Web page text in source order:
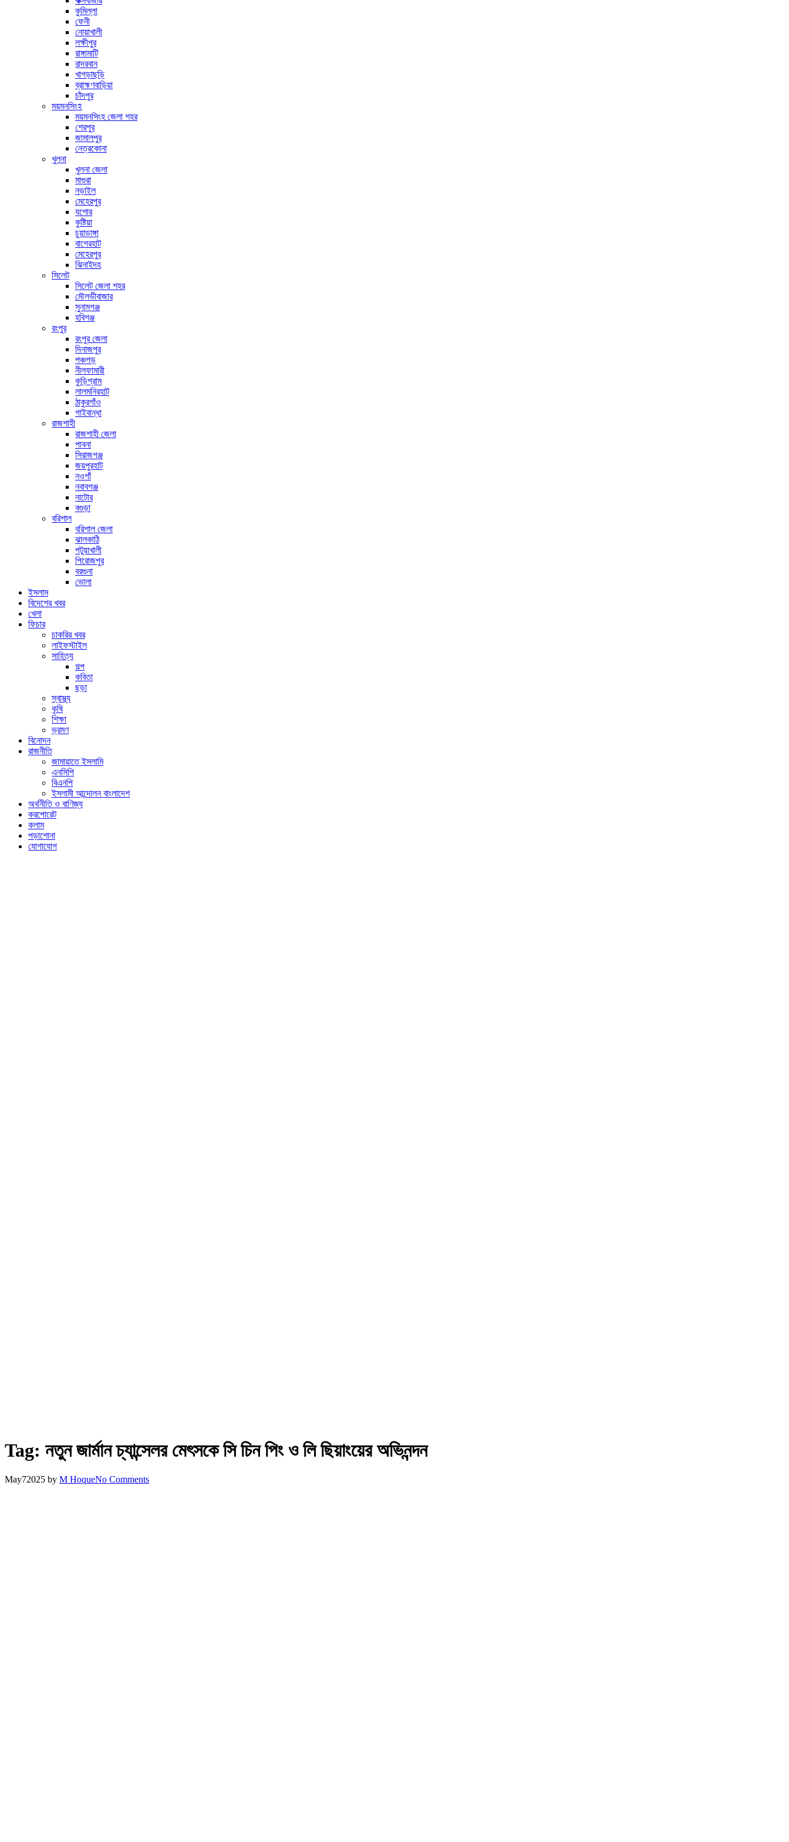
কুমিল্লা
ফেনী
নোয়াখালী
লক্ষীপুর
রাঙ্গামাটি
বান্দরবান
খাগড়াছড়ি
ব্রাহ্মণবাড়িয়া
চাঁদপুর
ময়মনসিংহ
ময়মনসিংহ জেলা শহর
শেরপুর
জামালপুর
নেত্রকোনা
খুলনা
খুলনা জেলা
মাগুরা
নড়াইল
মেহেরপুর
যশোর
কুষ্টিয়া
চুয়াডাঙ্গা
বাগেরহাট
মেহেরপুর
ঝিনাইদহ
সিলেট
সিলেট জেলা শহর
মৌলভীবাজার
সুনামগঞ্জ
হবিগঞ্জ
রংপুর
রংপুর জেলা
দিনাজপুর
পঞ্চগড়
নীলফামারী
কুড়িগ্রাম
লালমনিরহাট
ঠাকুরগাঁও
গাইবান্ধা
রাজশাহী
রাজশাহী জেলা
পাবনা
সিরাজগঞ্জ
জয়পুরহাট
নওগাঁ
নবাবগঞ্জ
নাটোর
বগুড়া
বরিশাল
বরিশাল জেলা
ঝালকাঠি
পটুয়াখালী
পিরোজপুর
বরগুনা
ভোলা
ইসলাম
বিদেশের খবর
খেলা
ফিচার
চাকরির খবর
লাইফস্টাইল
সাহিত্য
গল্প
কবিতা
ছড়া
স্বাস্থ্য
কৃষি
শিক্ষা
ভ্রমণ
বিনোদন
রাজনীতি
জামায়াতে ইসলামি
এনসিপি
বিএনপি
ইসলামী আন্দোলন বাংলাদেশ
অর্থনীতি ও বাণিজ্য
করপোরেট
কলাম
পড়াশোনা
যোগাযোগ
Tag: নতুন জার্মান চ্যান্সেলর মেৎসকে সি চিন পিং ও লি ছিয়াংয়ের অভিনন্দন
May72025 by M HoqueNo Comments